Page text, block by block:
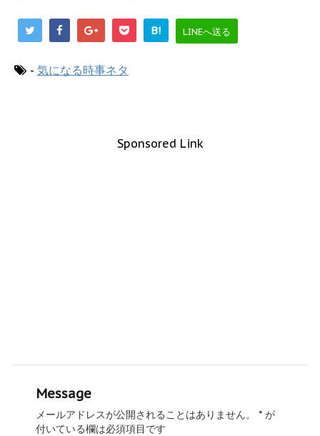
B! LINEへ送る
- 気になる時事ネタ
Sponsored Link
Message
メールアドレスが公開されることはありません。 * が
付いている欄は必須項目です